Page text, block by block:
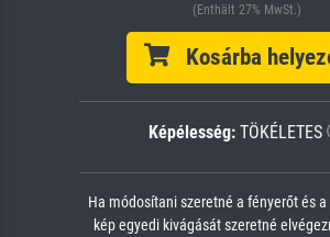
(Enthält 27% MwSt.)
Kosárba
Képélesség: TÖKÉLETES
Ha módosítani szeretné a fényerőt és a
kép egyedi kivágását szeretné